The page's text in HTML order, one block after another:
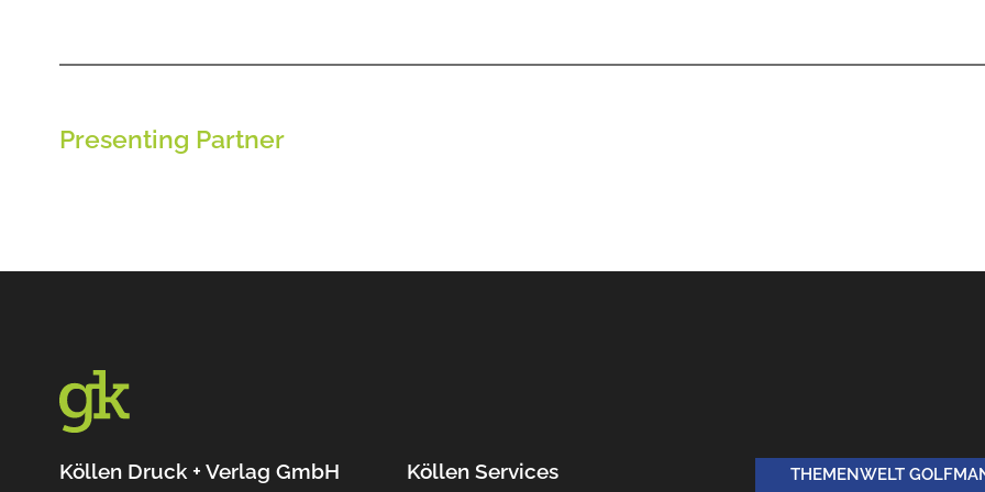
Presenting Partner
Köllen Druck + Verlag GmbH Köllen Services THEMENWELT